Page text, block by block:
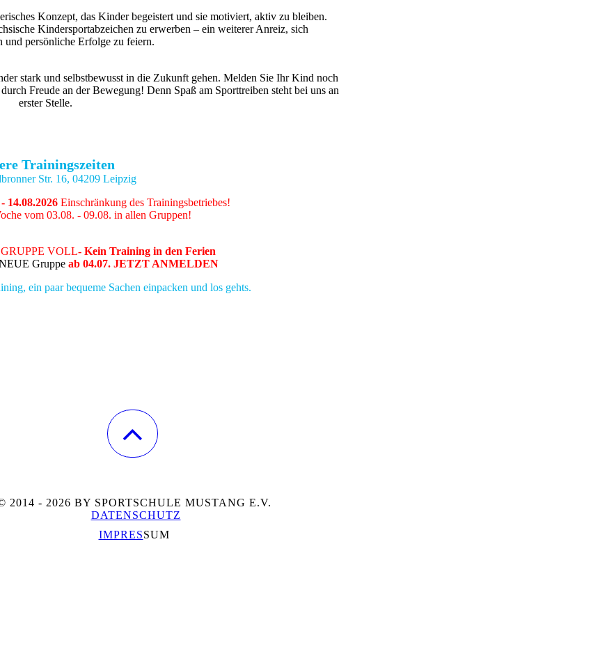
Konzept, das Kinder begeistert und sie motiviert, aktiv zu bleiben.
Kindersportabzeichen zu erwerben – ein weiterer Anreiz, sich
und persönliche Erfolge zu feiern.
stark und selbstbewusst in die Zukunft gehen. Melden Sie Ihr Kind noch
Freude an der Bewegung! Denn Spaß am Sporttreiben steht bei uns an
erster Stelle.
Trainingszeiten
Str. 16, 04209 Leipzig
14.08.2026 Einschränkung des Trainingsbetriebes!
vom 03.08. - 09.08. in allen Gruppen!
GRUPPE VOLL- Kein Training in den Ferien
Gruppe ab 04.07. JETZT ANMELDEN
ein paar bequeme Sachen einpacken und los gehts.
2014 - 2026 BY SPORTSCHULE MUSTANG E.V.
DATENSCHUTZ
IMPRESSUM